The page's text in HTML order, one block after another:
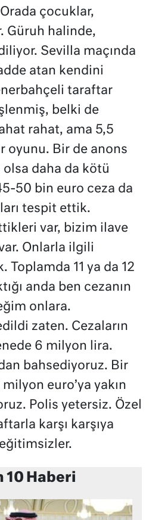
çocuklar,
Güruh halinde,
Sevilla maçında
atan kendini
taraftar
belki de
rahat, ama 5,5
oyunu. Bir de anons
daha da kötü
50 bin euro ceza da
tespit ettik.
var, bizim ilave
Onlarla ilgili
11 ya da 12
anda ben cezanın
onlara.
zaten. Cezaların
6 milyon lira.
bahsediyoruz. Bir
milyon euro’ya yakın
Polis yetersiz. Özel
karşı karşıya
10 Haberi